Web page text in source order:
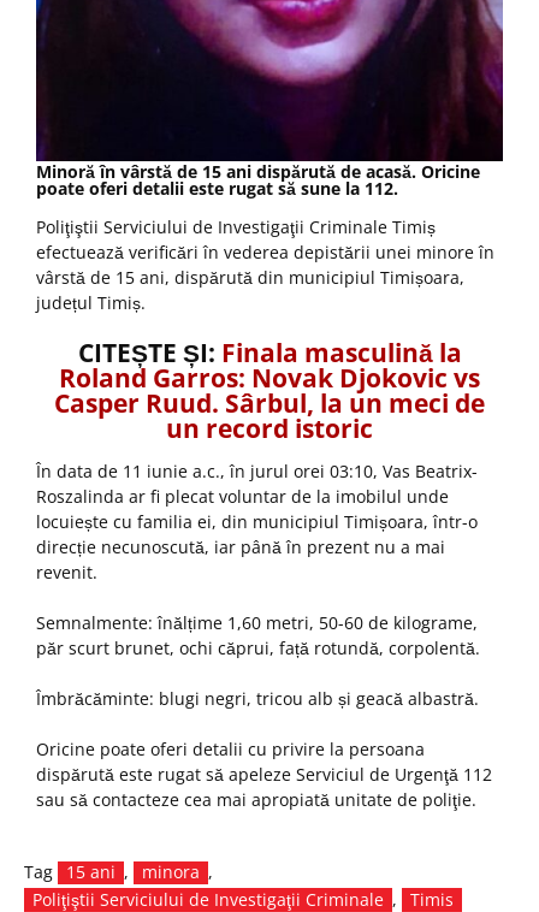
Minoră în vârstă de 15 ani dispărută de acasă. Oricine
poate oferi detalii este rugat să sune la 112.
Poliţiştii Serviciului de Investigaţii Criminale Timiș
efectuează verificări în vederea depistării unei minore în
vârstă de 15 ani, dispărută din municipiul Timișoara,
județul Timiș.
CITEȘTE ȘI: Finala masculină la
Roland Garros: Novak Djokovic vs
Casper Ruud. Sârbul, la un meci de
un record istoric
În data de 11 iunie a.c., în jurul orei 03:10, Vas Beatrix-
Roszalinda ar fi plecat voluntar de la imobilul unde
locuiește cu familia ei, din municipiul Timișoara, într-o
direcție necunoscută, iar până în prezent nu a mai
revenit.
Semnalmente: înălțime 1,60 metri, 50-60 de kilograme,
păr scurt brunet, ochi căprui, față rotundă, corpolentă.
Îmbrăcăminte: blugi negri, tricou alb și geacă albastră.
Oricine poate oferi detalii cu privire la persoana
dispărută este rugat să apeleze Serviciul de Urgenţă 112
sau să contacteze cea mai apropiată unitate de poliţie.
Tag 15 ani , minora ,
Poliţiştii Serviciului de Investigaţii Criminale , Timis